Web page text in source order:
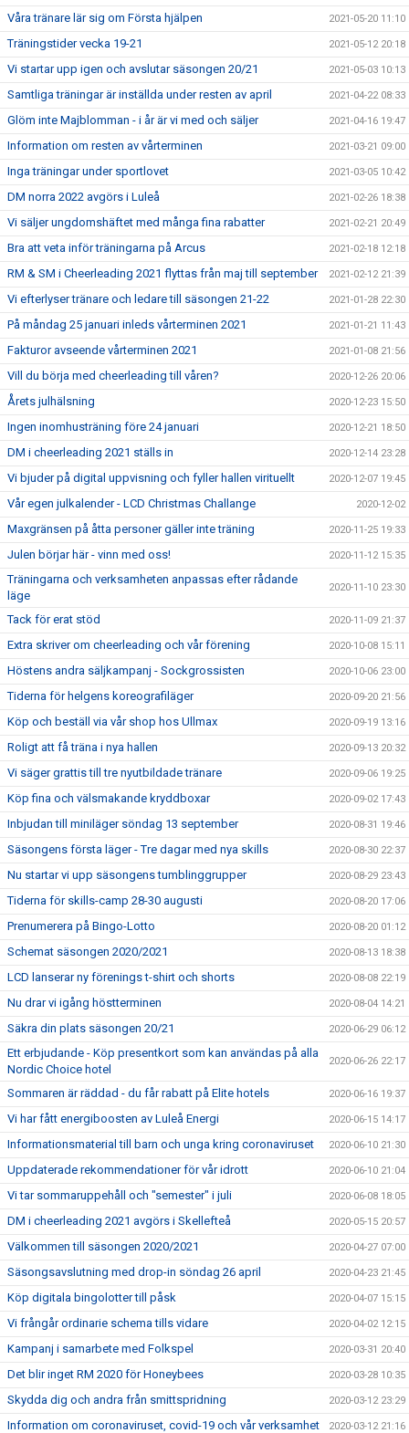
Våra tränare lär sig om Första hjälpen 2021-05-20 11:10
Träningstider vecka 19-21 2021-05-12 20:18
Vi startar upp igen och avslutar säsongen 20/21 2021-05-03 10:13
Samtliga träningar är inställda under resten av april 2021-04-22 08:33
Glöm inte Majblomman - i år är vi med och säljer 2021-04-16 19:47
Information om resten av vårterminen 2021-03-21 09:00
Inga träningar under sportlovet 2021-03-05 10:42
DM norra 2022 avgörs i Luleå 2021-02-26 18:38
Vi säljer ungdomshäftet med många fina rabatter 2021-02-21 20:49
Bra att veta inför träningarna på Arcus 2021-02-18 12:18
RM & SM i Cheerleading 2021 flyttas från maj till september 2021-02-12 21:39
Vi efterlyser tränare och ledare till säsongen 21-22 2021-01-28 22:30
På måndag 25 januari inleds vårterminen 2021 2021-01-21 11:43
Fakturor avseende vårterminen 2021 2021-01-08 21:56
Vill du börja med cheerleading till våren? 2020-12-26 20:06
Årets julhälsning 2020-12-23 15:50
Ingen inomhusträning före 24 januari 2020-12-21 18:50
DM i cheerleading 2021 ställs in 2020-12-14 23:28
Vi bjuder på digital uppvisning och fyller hallen virituellt 2020-12-07 19:45
Vår egen julkalender - LCD Christmas Challange 2020-12-02
Maxgränsen på åtta personer gäller inte träning 2020-11-25 19:33
Julen börjar här - vinn med oss! 2020-11-12 15:35
Träningarna och verksamheten anpassas efter rådande
läge
2020-11-10 23:30
Tack för erat stöd 2020-11-09 21:37
Extra skriver om cheerleading och vår förening 2020-10-08 15:11
Höstens andra säljkampanj - Sockgrossisten 2020-10-06 23:00
Tiderna för helgens koreografiläger 2020-09-20 21:56
Köp och beställ via vår shop hos Ullmax 2020-09-19 13:16
Roligt att få träna i nya hallen 2020-09-13 20:32
Vi säger grattis till tre nyutbildade tränare 2020-09-06 19:25
Köp fina och välsmakande kryddboxar 2020-09-02 17:43
Inbjudan till miniläger söndag 13 september 2020-08-31 19:46
Säsongens första läger - Tre dagar med nya skills 2020-08-30 22:37
Nu startar vi upp säsongens tumblinggrupper 2020-08-29 23:43
Tiderna för skills-camp 28-30 augusti 2020-08-20 17:06
Prenumerera på Bingo-Lotto 2020-08-20 01:12
Schemat säsongen 2020/2021 2020-08-13 18:38
LCD lanserar ny förenings t-shirt och shorts 2020-08-08 22:19
Nu drar vi igång höstterminen 2020-08-04 14:21
Säkra din plats säsongen 20/21 2020-06-29 06:12
Ett erbjudande - Köp presentkort som kan användas på alla
Nordic Choice hotel
2020-06-26 22:17
Sommaren är räddad - du får rabatt på Elite hotels 2020-06-16 19:37
Vi har fått energiboosten av Luleå Energi 2020-06-15 14:17
Informationsmaterial till barn och unga kring coronaviruset 2020-06-10 21:30
Uppdaterade rekommendationer för vår idrott 2020-06-10 21:04
Vi tar sommaruppehåll och "semester" i juli 2020-06-08 18:05
DM i cheerleading 2021 avgörs i Skellefteå 2020-05-15 20:57
Välkommen till säsongen 2020/2021 2020-04-27 07:00
Säsongsavslutning med drop-in söndag 26 april 2020-04-23 21:45
Köp digitala bingolotter till påsk 2020-04-07 15:15
Vi frångår ordinarie schema tills vidare 2020-04-02 12:15
Kampanj i samarbete med Folkspel 2020-03-31 20:40
Det blir inget RM 2020 för Honeybees 2020-03-28 10:35
Skydda dig och andra från smittspridning 2020-03-12 23:29
Information om coronaviruset, covid-19 och vår verksamhet 2020-03-12 21:16